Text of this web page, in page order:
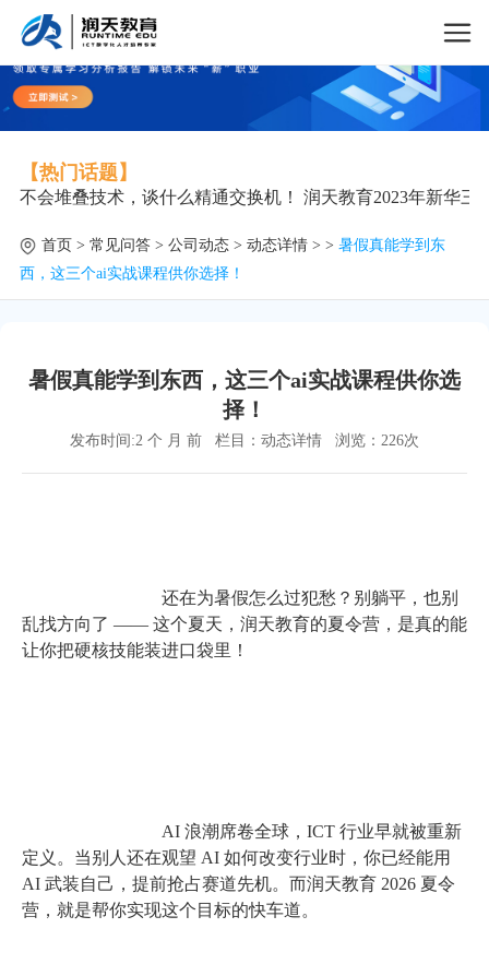
【热门话题】
不会堆叠技术，谈什么精通交换机！ 润天教育2023年新华三
首页 > 常见问答> 公司动态> 动态详情> > 暑假真能学到东
西，这三个ai实战课程供你选择！
暑假真能学到东西，这三个ai实战课程供你选
择！
发布时间:2 个 月 前 栏目： 动态详情 浏览： 226次
还在为暑假怎么过犯愁？别躺平，也别
乱找方向了 —— 这个夏天，润天教育的夏令营，是真的能
让你把硬核技能装进口袋里！
AI 浪潮席卷全球，ICT 行业早就被重新
定义。当别人还在观望 AI 如何改变行业时，你已经能用
AI 武装自己，提前抢占赛道先机。而润天教育 2026 夏令
营，就是帮你实现这个目标的快车道。